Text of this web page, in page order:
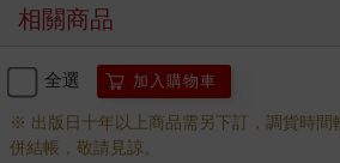
成長的生命流浪者，為了抵抗時間的凌遲
家，他們的第一篇小說也都是在《現代
相關商品
全選 加入購物車
※ 出版日十年以上商品需另下訂，調貨時間
併結帳，敬請見諒。